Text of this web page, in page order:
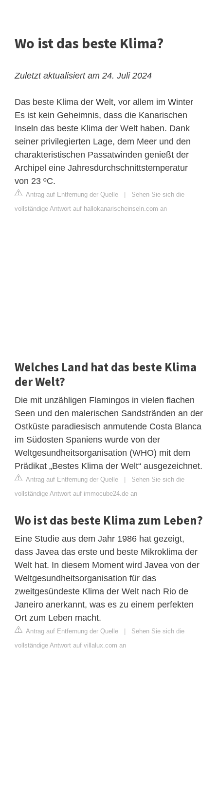
Wo ist das beste Klima?
Zuletzt aktualisiert am 24. Juli 2024
Das beste Klima der Welt, vor allem im Winter
Es ist kein Geheimnis, dass die Kanarischen
Inseln das beste Klima der Welt haben. Dank
seiner privilegierten Lage, dem Meer und den
charakteristischen Passatwinden genießt der
Archipel eine Jahresdurchschnittstemperatur
von 23 ºC.
Antrag auf Entfernung der Quelle
Sehen Sie sich die
vollständige Antwort auf hallokanarischeinseln.com an
Welches Land hat das beste Klima
der Welt?
Die mit unzähligen Flamingos in vielen flachen
Seen und den malerischen Sandstränden an der
Ostküste paradiesisch anmutende Costa Blanca
im Südosten Spaniens wurde von der
Weltgesundheitsorganisation (WHO) mit dem
Prädikat „Bestes Klima der Welt“ ausgezeichnet.
Antrag auf Entfernung der Quelle
Sehen Sie sich die
vollständige Antwort auf immocube24.de an
Wo ist das beste Klima zum Leben?
Eine Studie aus dem Jahr 1986 hat gezeigt,
dass Javea das erste und beste Mikroklima der
Welt hat. In diesem Moment wird Javea von der
Weltgesundheitsorganisation für das
zweitgesündeste Klima der Welt nach Rio de
Janeiro anerkannt, was es zu einem perfekten
Ort zum Leben macht.
Antrag auf Entfernung der Quelle
Sehen Sie sich die
vollständige Antwort auf villalux.com an